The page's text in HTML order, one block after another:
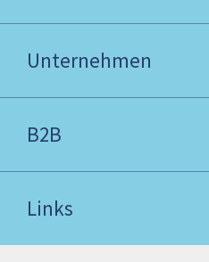
Unternehmen
B2B
Links